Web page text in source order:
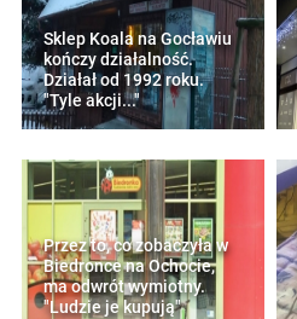
Sklep Koala na Gocławiu
kończy działalność.
Działał od 1992 roku.
"Tyle akcji..."
Przez to, co zobaczyła w
Biedronce na Ochocie,
ma odwrót wymiotny.
"Ludzie je kupują"